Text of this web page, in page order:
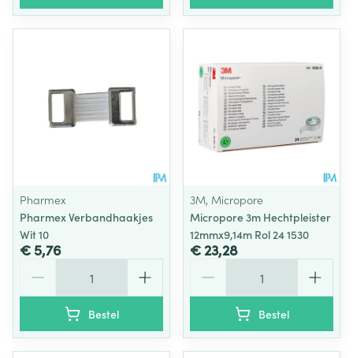
Pharmex
Pharmex Verbandhaakjes
Wit 10
€ 5,76
Bestel
3M, Micropore
Micropore 3m Hechtpleister
12mmx9,14m Rol 24 1530
€ 23,28
Bestel